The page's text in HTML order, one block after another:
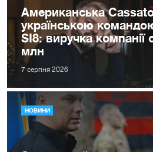
Американська
українською
SI8: виручка компанії
млн
7 серпня 2026
НОВИНИ